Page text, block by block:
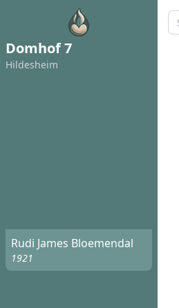
Domhof 7
Hildesheim
Rudi James Bloemendal
1921